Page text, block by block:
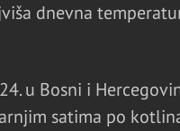
dnevna
u Bosni i
satima po